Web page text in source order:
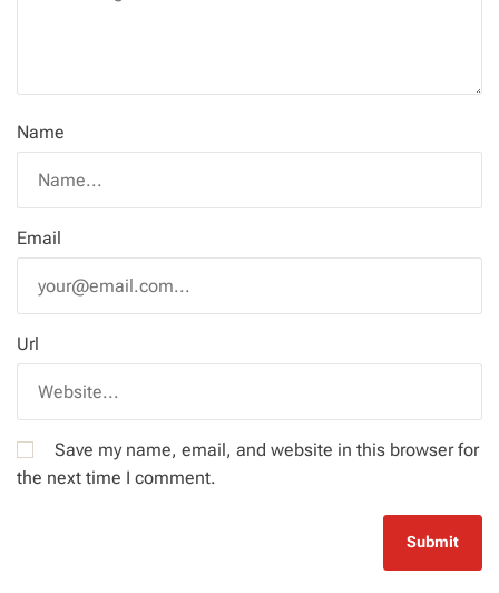
Name
Email
Url
Save my name, email, and website in this browser for
the next time I comment.